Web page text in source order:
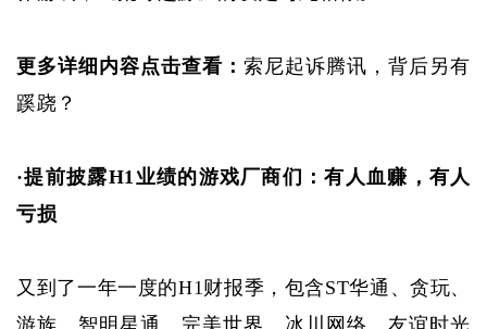
更多详细内容点击查看：索尼起诉腾讯，背后另有
蹊跷？
·提前披露H1业绩的游戏厂商们：有人血赚，有人
亏损
又到了一年一度的H1财报季，包含ST华通、贪玩、